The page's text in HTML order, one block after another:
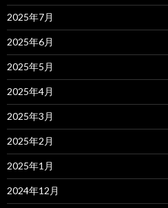
2025年7月
2025年6月
2025年5月
2025年4月
2025年3月
2025年2月
2025年1月
2024年12月